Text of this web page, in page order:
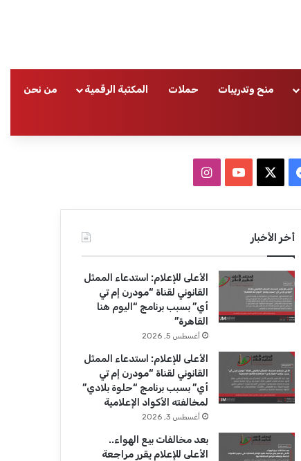
منح وتدريبات حملات المكتبة الرقمية من نحن
ب
و
ك
u
T
u
e
ا
ت
ق
ر
ا
م
أخر الأخبار
الأعلى للإعلام: استدعاء الممثل
القانوني لقناة “مودرن إم تي
أي” بسبب برنامج “اليوم هنا
القاهرة”
أغسطس 5, 2026
الأعلى للإعلام: استدعاء الممثل
القانوني لقناة “مودرن إم تي
أي” بسبب برنامج “حلوة بلادي”
لمخالفته الأكواد الإعلامية
أغسطس 3, 2026
بعد مخالفات بيع الهواء..
الأعلى للإعلام يقرر مراجعة